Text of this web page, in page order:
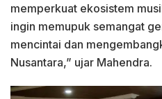
memperkuat ekosistem
ingin memupuk semangat
mencintai dan
Nusantara,” ujar Mahendra.